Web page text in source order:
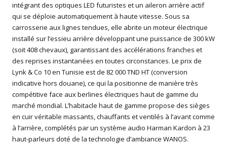
intégrant des optiques LED futuristes et un aileron arrière actif
qui se déploie automatiquement à haute vitesse. Sous sa
carrosserie aux lignes tendues, elle abrite un moteur électrique
installé sur l’essieu arrière développant une puissance de 300 kW
(soit 408 chevaux), garantissant des accélérations franches et
des reprises instantanées en toutes circonstances. Le prix de
Lynk & Co 10 en Tunisie est de 82 000 TND HT (conversion
indicative hors douane), ce qui la positionne de manière très
compétitive face aux berlines électriques haut de gamme du
marché mondial. L’habitacle haut de gamme propose des sièges
en cuir véritable massants, chauffants et ventilés à l’avant comme
à l’arrière, complétés par un système audio Harman Kardon à 23
haut-parleurs doté de la technologie d’ambiance WANOS.